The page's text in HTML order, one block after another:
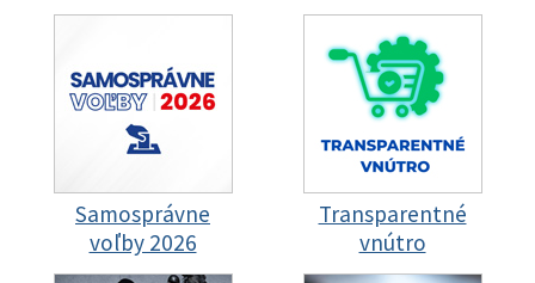
Samosprávne
voľby 2026
Transparentné
vnútro